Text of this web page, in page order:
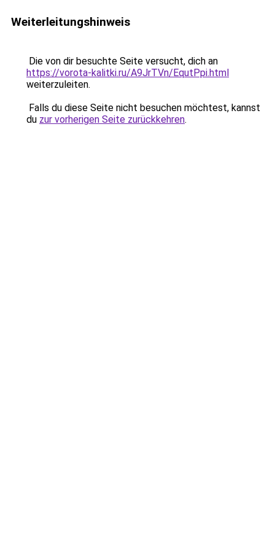
Weiterleitungshinweis
Die von dir besuchte Seite versucht, dich an
https://vorota-kalitki.ru/A9JrTVn/EqutPpi.html
weiterzuleiten.
Falls du diese Seite nicht besuchen möchtest, kannst
du zur vorherigen Seite zurückkehren.